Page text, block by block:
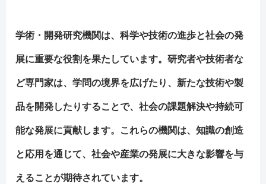
学術・開発研究機関は、科学や技術の進歩と社会の発
展に重要な役割を果たしています。研究者や技術者な
ど専門家は、学問の境界を広げたり、新たな技術や製
品を開発したりすることで、社会の課題解決や持続可
能な発展に貢献します。これらの機関は、知識の創造
と応用を通じて、社会や産業の発展に大きな影響を与
えることが期待されています。